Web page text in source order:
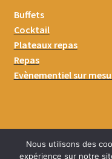
Buffets
Cocktail
Plateaux repas
Repas
Evènementiel sur
Nous utilisons des
expérience sur notre